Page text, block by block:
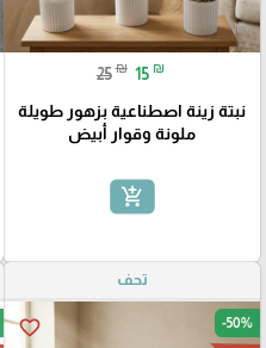
25 ₪ 15 ₪
نبتة زينة اصطناعية بزهور طويلة
ملونة وقوار أبيض
add_shopping_cart
تحف
favorite_border -50%